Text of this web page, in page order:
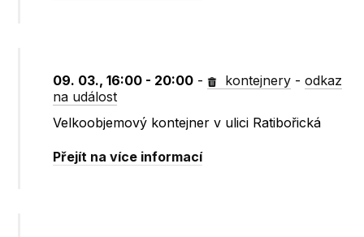
09. 03., 16:00 - 20:00 - kontejnery -odkaz
na událost
Velkoobjemový kontejner v ulici Ratibořická
Přejít na více informací